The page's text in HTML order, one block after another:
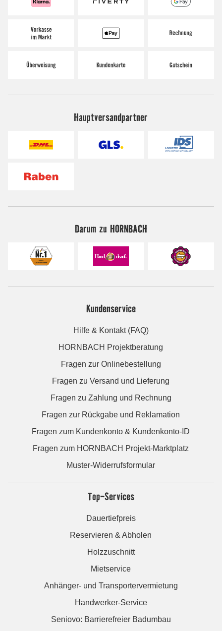
Hauptversandpartner
Darum zu HORNBACH
Kundenservice
Hilfe & Kontakt (FAQ)
HORNBACH Projektberatung
Fragen zur Onlinebestellung
Fragen zu Versand und Lieferung
Fragen zu Zahlung und Rechnung
Fragen zur Rückgabe und Reklamation
Fragen zum Kundenkonto & Kundenkonto-ID
Fragen zum HORNBACH Projekt-Marktplatz
Muster-Widerrufsformular
Top-Services
Dauertiefpreis
Reservieren & Abholen
Holzzuschnitt
Mietservice
Anhänger- und Transportervermietung
Handwerker-Service
Seniovo: Barrierefreier Badumbau